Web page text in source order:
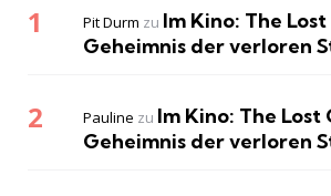
Pit Durm zu Im Kino: The
Geheimnis der verloren
Pauline zu Im Kino: The Lost
Geheimnis der verloren